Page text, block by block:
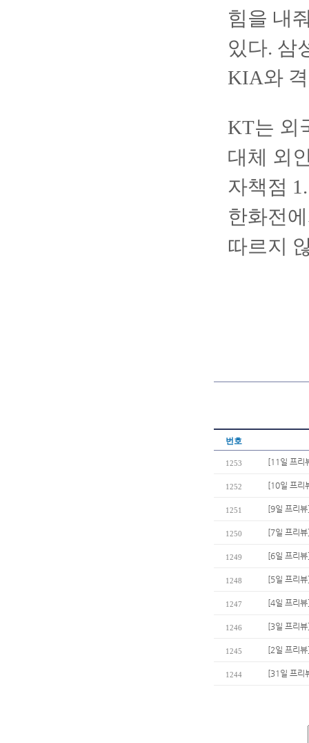
힘을 내
있다. 삼
KIA와
KT는 외
대체 외
자책점
한화전
따르지
번호
1253 [11일 프리
1252 [10일 프리
1251 [9일 프리
1250 [7일 프리
1249 [6일 프리
1248 [5일 프리
1247 [4일 프리
1246 [3일 프리
1245 [2일 프리
1244 [31일 프리